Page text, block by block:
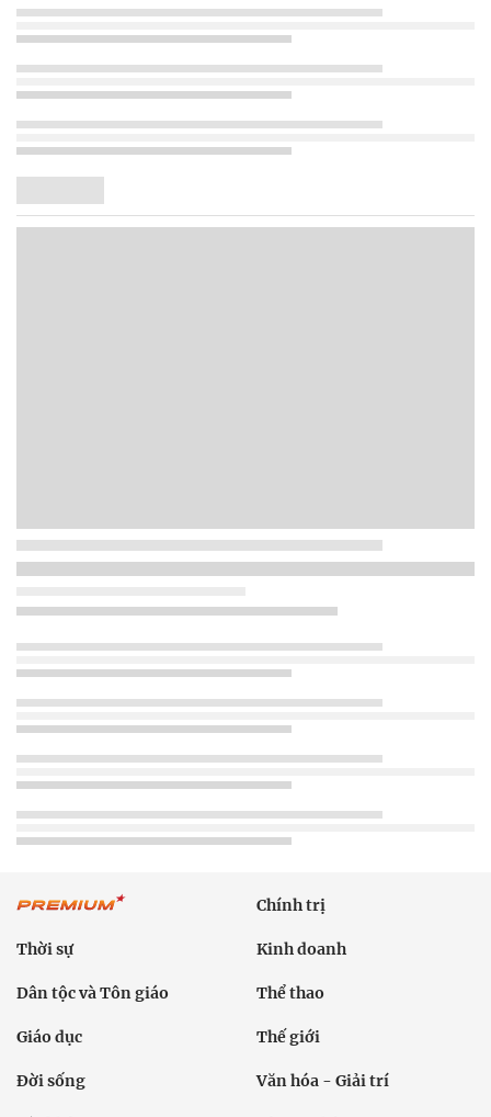
Chính trị
Thời sự Kinh doanh
Dân tộc và Tôn giáo Thể thao
Giáo dục Thế giới
Đời sống Văn hóa - Giải trí